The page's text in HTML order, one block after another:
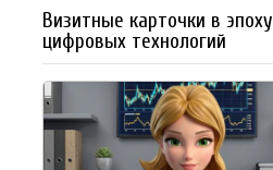
Визитные карточки в эпоху
цифровых технологий